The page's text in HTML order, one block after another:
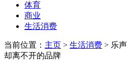
体育
商业
生活消费
当前位置： 主页 > 生活消费 > 乐
却离不开的品牌